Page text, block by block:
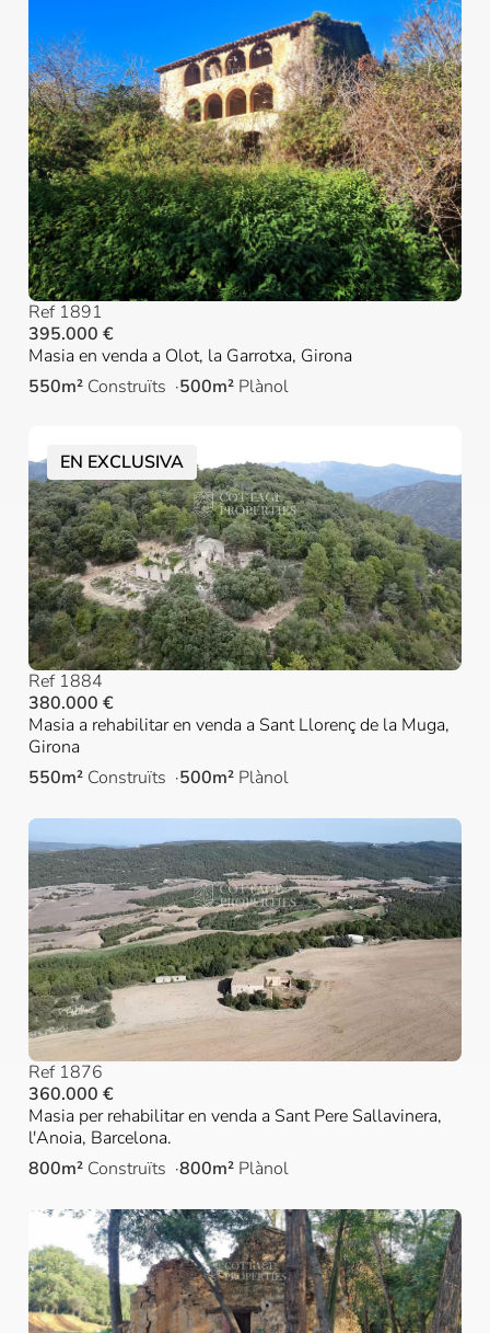
Ref 1891
395.000 €
Masia en venda a Olot, la Garrotxa, Girona
550m² Construïts 500m² Plànol
EN EXCLUSIVA
Ref 1884
380.000 €
Masia a rehabilitar en venda a Sant Llorenç de la Muga,
Girona
550m² Construïts 500m² Plànol
Ref 1876
360.000 €
Masia per rehabilitar en venda a Sant Pere Sallavinera,
l'Anoia, Barcelona.
800m² Construïts 800m² Plànol